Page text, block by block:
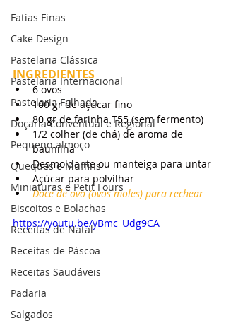
Fatias Finas
Cake Design
Pastelaria Clássica
Pastelaria Internacional
Pastelaria Folhada
Doçaria Conventual e Regional
Pequeno-almoço
Queques e Muffins
Miniaturas e Petit Fours
Biscoitos e Bolachas
Receitas de Natal
Receitas de Páscoa
Receitas Saudáveis
Padaria
Salgados
INGREDIENTES
6 ovos
100 gr de açúcar fino
80 gr de farinha T55 (sem fermento)
1/2 colher (de chá) de aroma de
baunilha
Desmoldante ou manteiga para untar
Açúcar para polvilhar
Doce de ovo (ovos moles) para rechear
https://youtu.be/yBmc_Udg9CA